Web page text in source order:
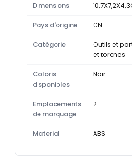
Dimensions
Pays d'origine CN
Catégorie
Outils et
et torches
Coloris
disponibles
Noir
Emplacements
de marquage
2
Material ABS